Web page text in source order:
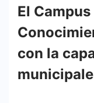
El
con la